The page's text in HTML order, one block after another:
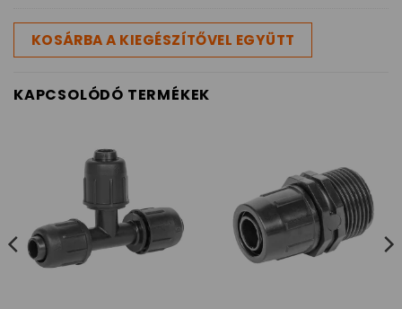
KOSÁRBA A KIEGÉSZÍTŐVEL EGYÜTT
KAPCSOLÓDÓ TERMÉKEK